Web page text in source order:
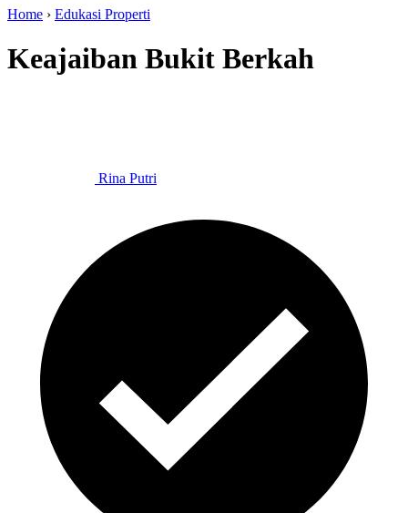
Home › Edukasi Properti
Keajaiban Bukit Berkah
Rina Putri